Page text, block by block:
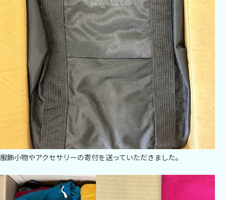
服飾小物やアクセサリーの寄付を送っていただきました。